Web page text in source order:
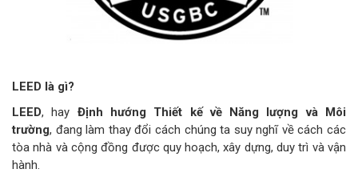
LEED là gì?
LEED, hay Định hướng Thiết kế về Năng lượng và Môi
trường, đang làm thay đổi cách chúng ta suy nghĩ về cách các
tòa nhà và cộng đồng được quy hoạch, xây dựng, duy trì và vận
hành.